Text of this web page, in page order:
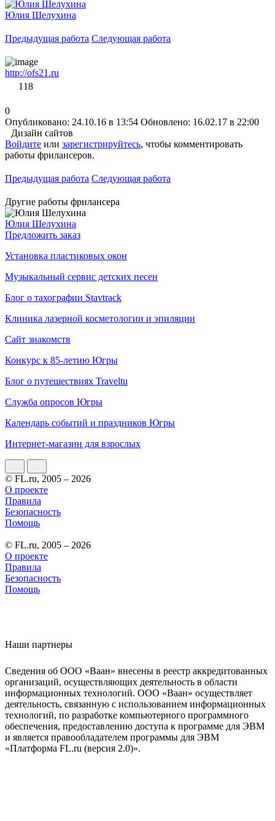
Юлия Шелухина
Предыдущая работа Следующая работа
http://ofs21.ru
118
0
Опубликовано: 24.10.16 в 13:54 Обновлено: 16.02.17 в 22:00
Дизайн сайтов
Войдите или зарегистрируйтесь, чтобы комментировать
работы фрилансеров.
Предыдущая работа Следующая работа
Другие работы фрилансера
Юлия Шелухина
Предложить заказ
Установка пластиковых окон
Музыкальный сервис детских песен
Блог о тахографии Stavtrack
Клиника лазерной косметологии и эпиляции
Сайт знакомств
Конкурс к 85-летию Югры
Блог о путешествиях Traveltu
Служба опросов Югры
Календарь событий и праздников Югры
Интернет-магазин для взрослых
© FL.ru, 2005 – 2026
О проекте
Правила
Безопасность
Помощь
© FL.ru, 2005 – 2026
О проекте
Правила
Безопасность
Помощь
Наши партнеры
Сведения об ООО «Ваан» внесены в реестр аккредитованных
организаций, осуществляющих деятельность в области
информационных технологий. ООО «Ваан» осуществляет
деятельность, связанную с использованием информационных
технологий, по разработке компьютерного программного
обеспечения, предоставлению доступа к программе для ЭВМ
и является правообладателем программы для ЭВМ
«Платформа FL.ru (версия 2.0)».